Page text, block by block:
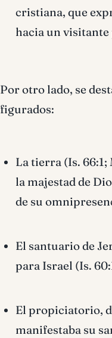
cristiana, que
hacia un visitante
Por otro lado, se
figurados:
La tierra (Is. 66:1;
la majestad de
de su
El santuario de
para Israel (Is.
El propiciatorio,
manifestaba su